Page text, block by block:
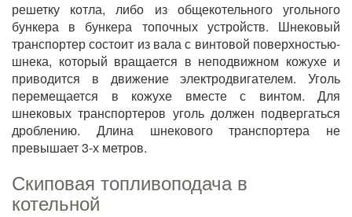
решетку котла, либо из общекотельного угольного
бункера в бункера топочных устройств. Шнековый
транспортер состоит из вала с винтовой поверхностью-
шнека, который вращается в неподвижном кожухе и
приводится в движение электродвигателем. Уголь
перемещается в кожухе вместе с винтом. Для
шнековых транспортеров уголь должен подвергаться
дроблению. Длина шнекового транспортера не
превышает 3-х метров.
Скиповая топливоподача в
котельной